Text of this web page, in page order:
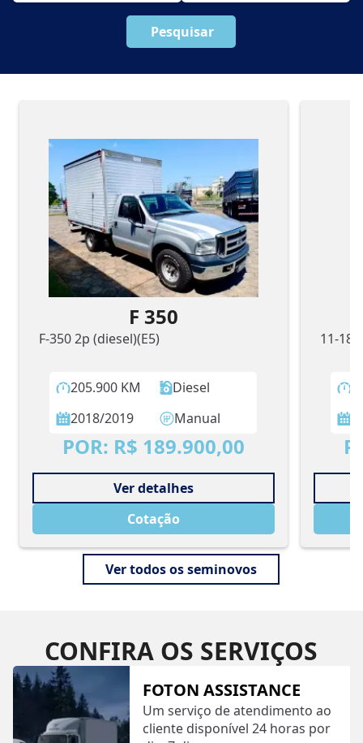
Pesquisar
F 350
F-350 2p (diesel)(E5)
205.900 KM
Diesel
2018/2019 Manual
POR: R$ 189.900,00
Ver detalhes
Cotação
11-
Ver todos os seminovos
CONFIRA OS SERVIÇOS
FOTON ASSISTANCE
Um serviço de atendimento ao
cliente disponível 24 horas por